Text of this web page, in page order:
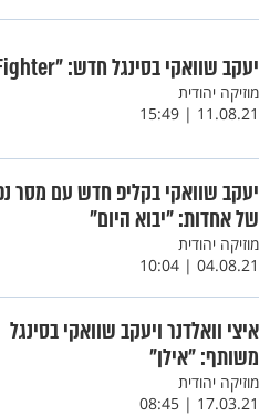
יעקב שוואקי בסינגל חדש: "Fighter"
מוזיקה יהודית
11.08.21 | 15:49
יעקב שוואקי בקליפ חדש עם מסר
של אחדות: "יבוא היום"
מוזיקה יהודית
04.08.21 | 10:04
איצי וואלדנר ויעקב שוואקי בסינגל
משותף: "אילן"
מוזיקה יהודית
17.03.21 | 08:45